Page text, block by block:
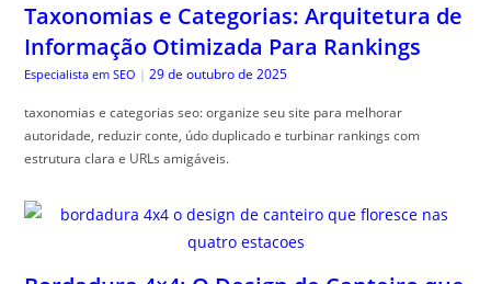
Taxonomias e Categorias: Arquitetura de
Informação Otimizada Para Rankings
Especialista em SEO | 29 de outubro de 2025
taxonomias e categorias seo: organize seu site para melhorar
autoridade, reduzir conte, údo duplicado e turbinar rankings com
estrutura clara e URLs amigáveis.